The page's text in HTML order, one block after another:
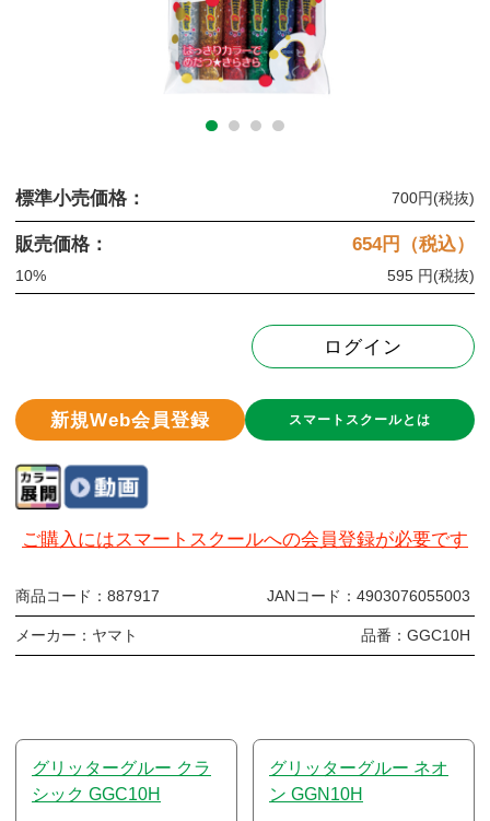
標準小売価格： 700円(税抜)
販売価格： 654円（税込）
10% 595 円(税抜)
ログイン
新規Web会員登録 スマートスクールとは
ご購入にはスマートスクールへの会員登録が必要です
商品コード： 887917 JANコード： 4903076055003
メーカー： ヤマト 品番： GGC10H
グリッターグルー クラ
シック GGC10H
グリッターグルー ネオ
ン GGN10H